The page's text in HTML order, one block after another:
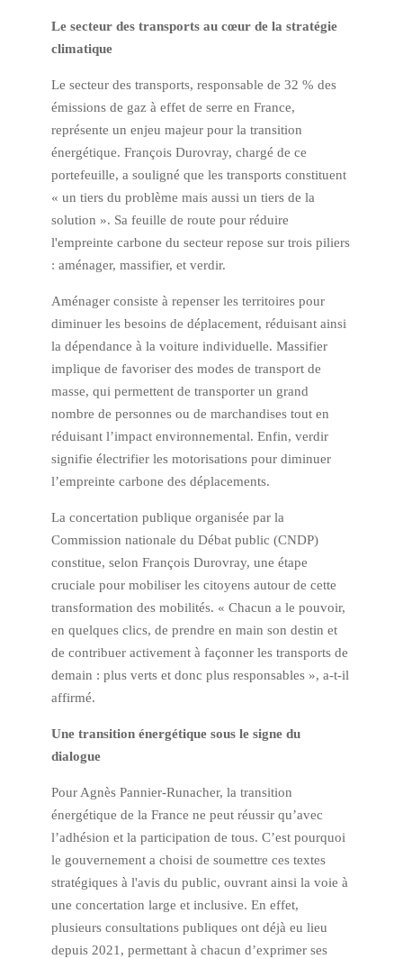
Le secteur des transports au cœur de la stratégie
climatique
Le secteur des transports, responsable de 32 % des
émissions de gaz à effet de serre en France,
représente un enjeu majeur pour la transition
énergétique. François Durovray, chargé de ce
portefeuille, a souligné que les transports constituent
« un tiers du problème mais aussi un tiers de la
solution ». Sa feuille de route pour réduire
l'empreinte carbone du secteur repose sur trois piliers
: aménager, massifier, et verdir.
Aménager consiste à repenser les territoires pour
diminuer les besoins de déplacement, réduisant ainsi
la dépendance à la voiture individuelle. Massifier
implique de favoriser des modes de transport de
masse, qui permettent de transporter un grand
nombre de personnes ou de marchandises tout en
réduisant l’impact environnemental. Enfin, verdir
signifie électrifier les motorisations pour diminuer
l’empreinte carbone des déplacements.
La concertation publique organisée par la
Commission nationale du Débat public (CNDP)
constitue, selon François Durovray, une étape
cruciale pour mobiliser les citoyens autour de cette
transformation des mobilités. « Chacun a le pouvoir,
en quelques clics, de prendre en main son destin et
de contribuer activement à façonner les transports de
demain : plus verts et donc plus responsables », a-t-il
affirmé.
Une transition énergétique sous le signe du
dialogue
Pour Agnès Pannier-Runacher, la transition
énergétique de la France ne peut réussir qu’avec
l’adhésion et la participation de tous. C’est pourquoi
le gouvernement a choisi de soumettre ces textes
stratégiques à l'avis du public, ouvrant ainsi la voie à
une concertation large et inclusive. En effet,
plusieurs consultations publiques ont déjà eu lieu
depuis 2021, permettant à chacun d’exprimer ses